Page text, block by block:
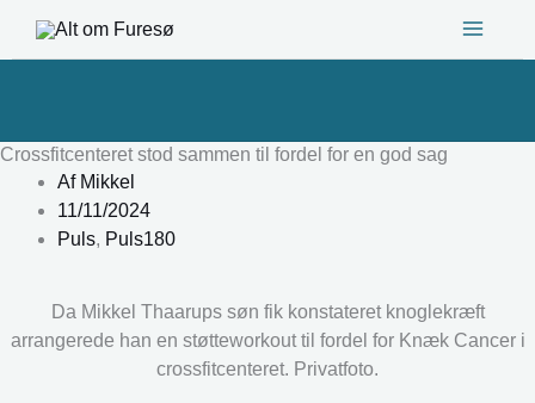
Crossfitcenteret stod sammen til fordel for en god sag
AfMikkel
11/11/2024
Puls, Puls180
Da Mikkel Thaarups søn fik konstateret knoglekræft
arrangerede han en støtteworkout til fordel for Knæk Cancer i
crossfitcenteret. Privatfoto.